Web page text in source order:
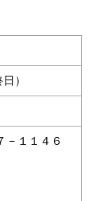
）
１１４６